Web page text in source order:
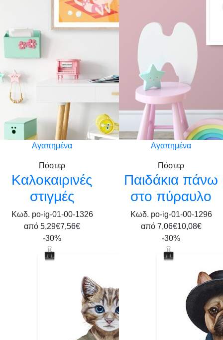
Αγαπημένα
Πόστερ
Καλοκαιρινές
στιγμές
Κωδ. po-ig-01-00-1326
από 5,29€7,56€
Αγαπημένα
Πόστερ
Παιδάκια πάνω
στο πύραυλο
Κωδ. po-ig-01-00-1296
από 7,06€10,08€
-30%
-30%